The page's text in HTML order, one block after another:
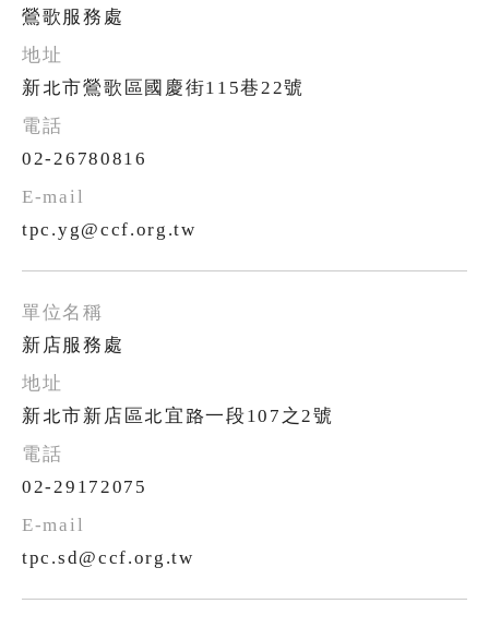
鶯歌服務處
新北市鶯歌區國慶街115巷22號
02-26780816
tpc.yg@ccf.org.tw
新店服務處
新北市新店區北宜路一段107之2號
02-29172075
tpc.sd@ccf.org.tw